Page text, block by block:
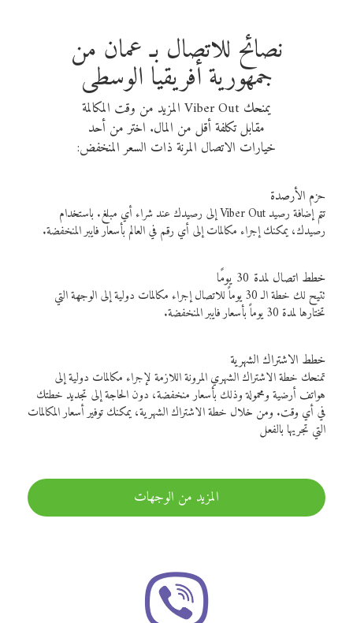
نصائح للاتصال بـ عمان من
جمهورية أفريقيا الوسطى
يمنحك Viber Out المزيد من وقت المكالمة
مقابل تكلفة أقل من المال. اختر من أحد
خيارات الاتصال المرنة ذات السعر المنخفض:
حزم الأرصدة
تتم إضافة رصيد Viber Out إلى رصيدك عند شراء أي مبلغ. باستخدام
رصيدك، يمكنك إجراء مكالمات إلى أي رقم في العالم بأسعار فايبر المنخفضة.
خطط اتصال لمدة 30 يومًا
تتيح لك خطة الـ 30 يوماً للاتصال إجراء مكالمات دولية إلى الوجهة التي
تختارها لمدة 30 يوماً بأسعار فايبر المنخفضة.
خطط الاشتراك الشهرية
تمنحك خطة الاشتراك الشهري المرونة اللازمة لإجراء مكالمات دولية إلى
هواتف أرضية ومحمولة وذلك بأسعار منخفضة، دون الحاجة إلى تجديد خطتك
في أي وقت. ومن خلال خطة الاشتراك الشهرية، يمكنك توفير أسعار المكالمات
التي تجريها بالفعل
المزيد من الوجهات